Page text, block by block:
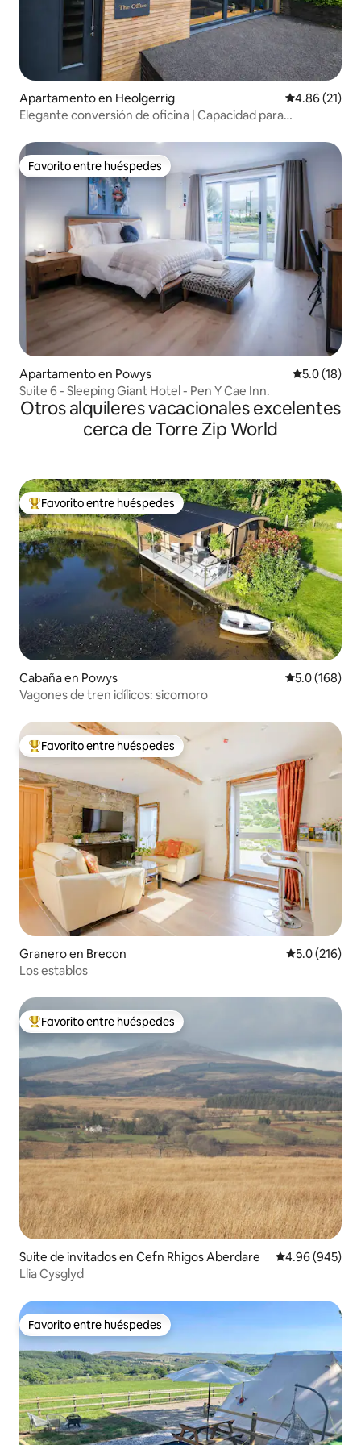
Apartamento en Heolgerrig Calificación
4.86 (21)
Elegante conversión de oficina | Capacidad para
Favorito entre huéspedes
Favorito entre huéspedes
Apartamento en Powys Calificación
5.0 (18)
Suite 6 - Sleeping Giant Hotel - Pen Y Cae Inn.
Otros alquileres vacacionales excelentes
cerca de Torre Zip World
Favorito entre huéspedes preferido
Favorito entre huéspedes
Cabaña en Powys Calificación
5.0 (168)
Vagones de tren idílicos: sicomoro
Favorito entre huéspedes preferido
Favorito entre huéspedes
Granero en Brecon Calificación
5.0 (216)
Los establos
Favorito entre huéspedes preferido
Favorito entre huéspedes
Suite de invitados en Cefn Rhigos Aberdare Calificación
4.96 (945)
Llia Cysglyd
Favorito entre huéspedes
Favorito entre huéspedes